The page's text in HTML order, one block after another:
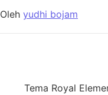
Oleh yudhi bojam
Tema Royal